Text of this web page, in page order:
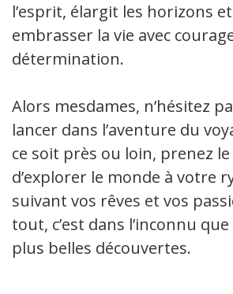
l’esprit, élargit les horizons
embrasser la vie avec
détermination.
Alors mesdames, n’hésitez
lancer dans l’aventure du
ce soit près ou loin, prenez
d’explorer le monde à votre
suivant vos rêves et vos
tout, c’est dans l’inconnu que
plus belles découvertes.